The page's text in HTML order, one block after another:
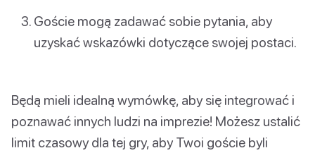
Goście mogą zadawać sobie pytania, aby
uzyskać wskazówki dotyczące swojej postaci.
Będą mieli idealną wymówkę, aby się integrować i
poznawać innych ludzi na imprezie! Możesz ustalić
limit czasowy dla tej gry, aby Twoi goście byli